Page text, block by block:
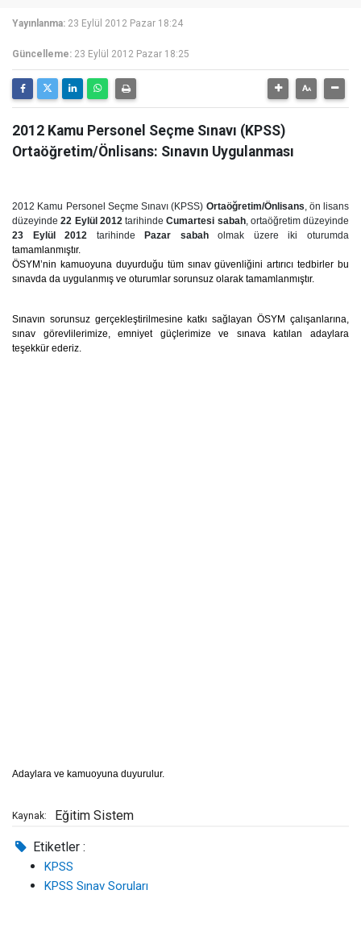
Yayınlanma: 23 Eylül 2012 Pazar 18:24
Güncelleme: 23 Eylül 2012 Pazar 18:25
2012 Kamu Personel Seçme Sınavı (KPSS)
Ortaöğretim/Önlisans: Sınavın Uygulanması
2012 Kamu Personel Seçme Sınavı (KPSS) Ortaöğretim/Önlisans, ön lisans
düzeyinde 22 Eylül 2012tarihindeCumartesi sabah, ortaöğretim düzeyinde
23 Eylül 2012 tarihinde Pazar sabaholmak üzere iki oturumda
tamamlanmıştır.
ÖSYM’nin kamuoyuna duyurduğu tüm sınav güvenliğini artırıcı tedbirler bu
sınavda da uygulanmış ve oturumlar sorunsuz olarak tamamlanmıştır.
Sınavın sorunsuz gerçekleştirilmesine katkı sağlayan ÖSYM çalışanlarına,
sınav görevlilerimize, emniyet güçlerimize ve sınava katılan adaylara
teşekkür ederiz.
Adaylara ve kamuoyuna duyurulur.
Kaynak: Eğitim Sistem
Etiketler :
KPSS
KPSS Sınav Soruları